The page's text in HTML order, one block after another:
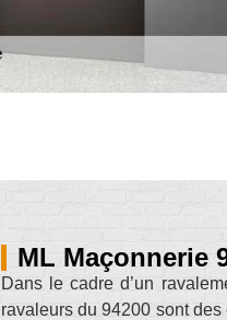
ML Maçonnerie
Dans le cadre d’un
ravaleurs du 94200 sont